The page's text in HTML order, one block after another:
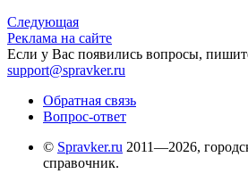
Следующая
Реклама на сайте
Если у Вас появились вопросы,
support@spravker.ru
Обратная связь
Вопрос-ответ
© Spravker.ru 2011—2026,
справочник.